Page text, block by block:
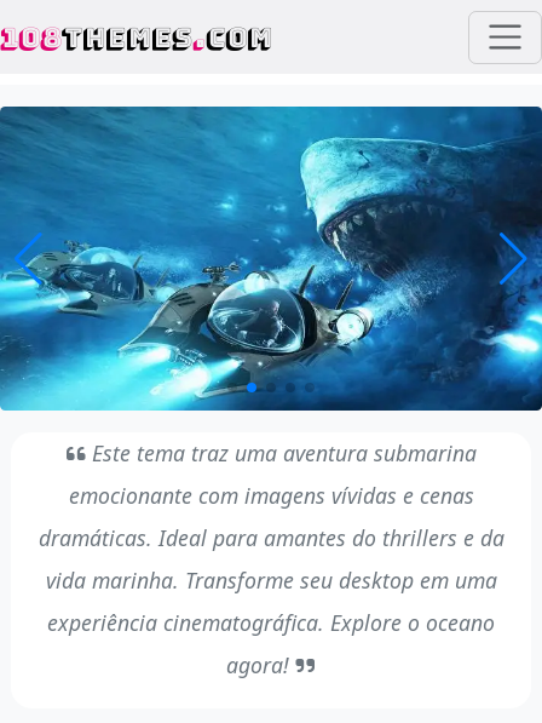
108THEMES.COM
Este tema traz uma aventura submarina
emocionante com imagens vívidas e cenas
dramáticas. Ideal para amantes do thrillers e da
vida marinha. Transforme seu desktop em uma
experiência cinematográfica. Explore o oceano
agora!